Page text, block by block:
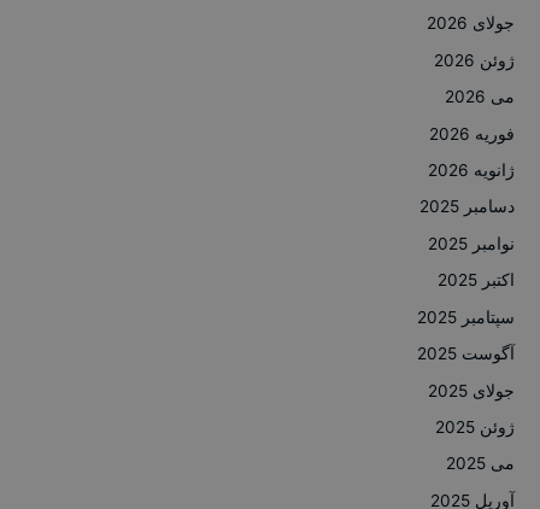
جولای 2026
ژوئن 2026
می 2026
فوریه 2026
ژانویه 2026
دسامبر 2025
نوامبر 2025
اکتبر 2025
سپتامبر 2025
آگوست 2025
جولای 2025
ژوئن 2025
می 2025
آوریل 2025